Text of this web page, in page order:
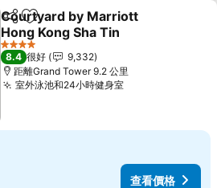
分享 放到收藏夾
Courtyard by Marriott
Hong Kong Sha Tin
4 星級
8.4 很好
9,332
距離Grand Tower 9.2 公里
室外泳池和24小時健身室
查看價格